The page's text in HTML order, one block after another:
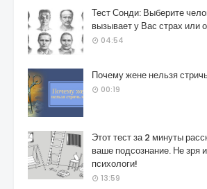
Тест Сонди: Выберите
вызывает у Вас страх или
04:54
Почему жене нельзя
00:19
Этот тест за 2 минуты
ваше подсознание. Не зря
психологи!
13:59